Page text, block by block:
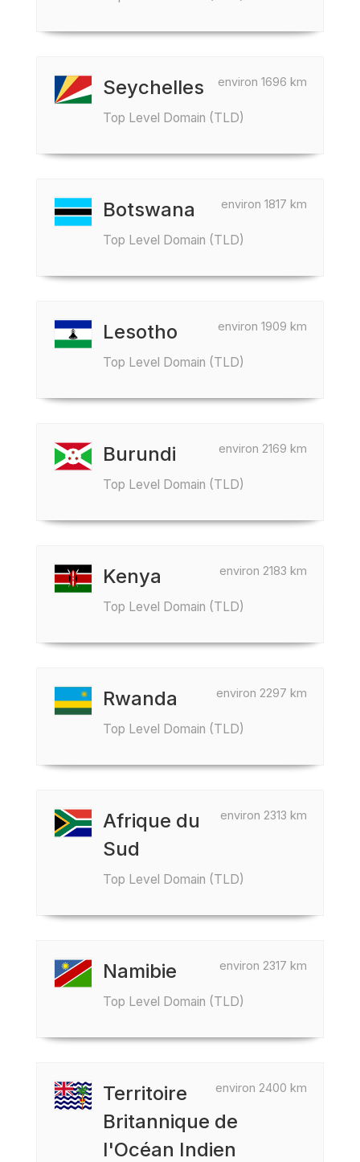
environ 1696 km
Seychelles
Top Level Domain (TLD)
environ 1817 km
Botswana
Top Level Domain (TLD)
environ 1909 km
Lesotho
Top Level Domain (TLD)
environ 2169 km
Burundi
Top Level Domain (TLD)
environ 2183 km
Kenya
Top Level Domain (TLD)
environ 2297 km
Rwanda
Top Level Domain (TLD)
environ 2313 km
Afrique du
Sud
Top Level Domain (TLD)
environ 2317 km
Namibie
Top Level Domain (TLD)
environ 2400 km
Territoire
Britannique de
l'Océan Indien